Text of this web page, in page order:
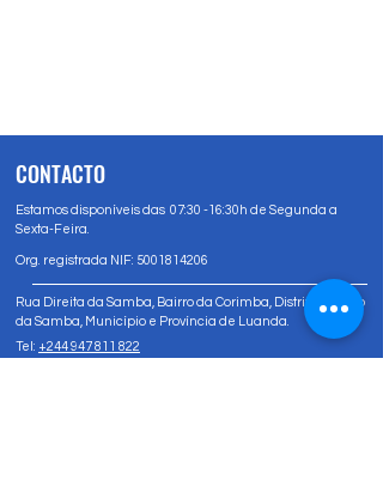
CONTACTO
Estamos disponíveis das 07:30 -16:30h de Segunda a
Sexta-Feira.
Org. registrada NIF: 5001814206
Rua Direita da Samba, Bairro da Corimba, Distrito Urbano
da Samba, Município e Província de Luanda.
Tel: +244 947 811 822